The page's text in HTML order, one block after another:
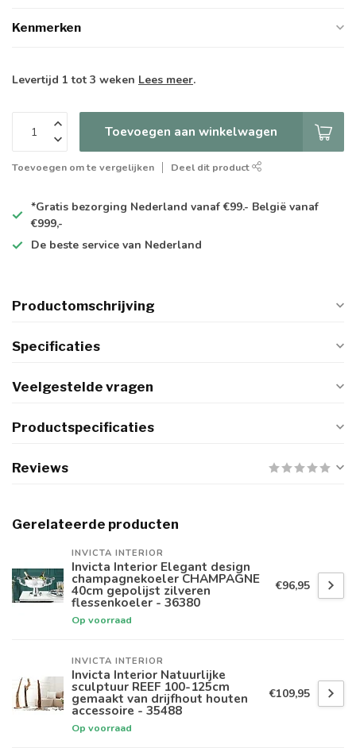
Kenmerken
Levertijd 1 tot 3 weken Lees meer.
Toevoegen aan winkelwagen
Toevoegen om te vergelijken Deel dit product
*Gratis bezorging Nederland vanaf €99.- België vanaf
€999,-
De beste service van Nederland
Productomschrijving
Specificaties
Veelgestelde vragen
Productspecificaties
Reviews
Gerelateerde producten
INVICTA INTERIOR
Invicta Interior Elegant design
champagnekoeler CHAMPAGNE
40cm gepolijst zilveren
flessenkoeler - 36380
Op voorraad
€96,95
INVICTA INTERIOR
Invicta Interior Natuurlijke
sculptuur REEF 100-125cm
gemaakt van drijfhout houten
accessoire - 35488
Op voorraad
€109,95